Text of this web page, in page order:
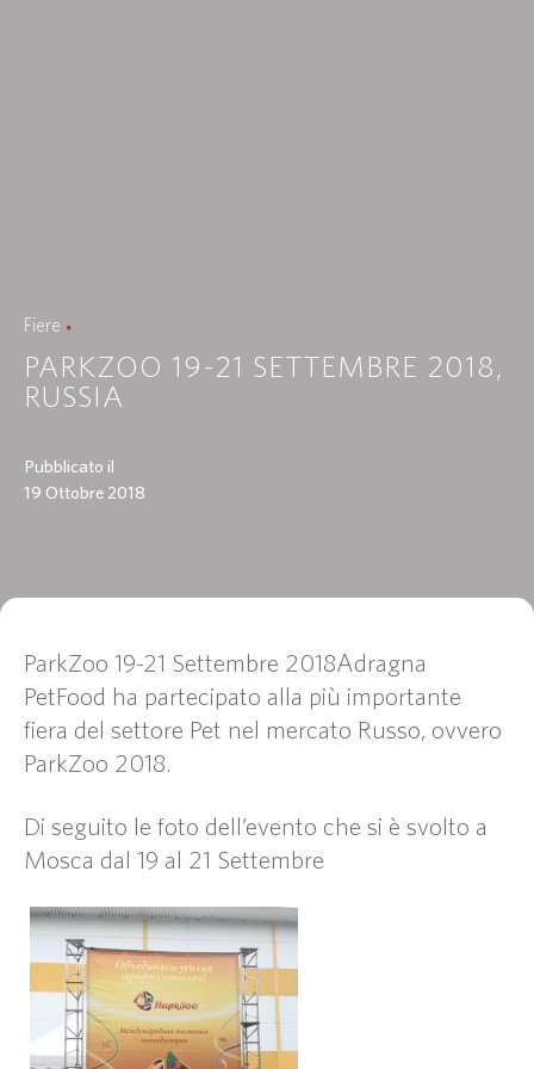
Fiere
PARKZOO 19-21 SETTEMBRE 2018,
RUSSIA
Pubblicato il
19 Ottobre 2018
ParkZoo 19-21 Settembre 2018Adragna
PetFood ha partecipato alla più importante
fiera del settore Pet nel mercato Russo, ovvero
ParkZoo 2018.
Di seguito le foto dell’evento che si è svolto a
Mosca dal 19 al 21 Settembre